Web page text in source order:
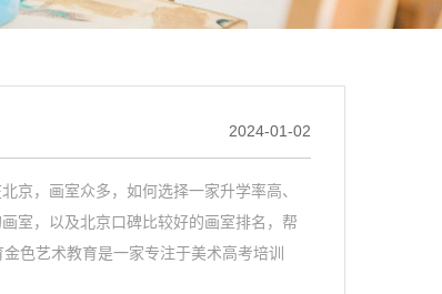
2024-01-02
，画室众多，如何选择一家升学率高、
室，以及北京口碑比较好的画室排名，帮
色艺术教育是一家专注于美术高考培训